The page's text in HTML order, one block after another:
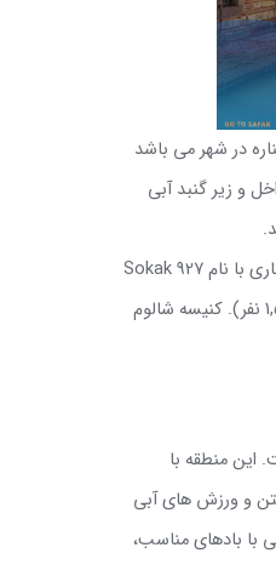
در شهر می باشد
و زیر گنبد آبی
.
با نام
این منطقه با
و ورزش‌ های آبی
با بادهای مناسب،